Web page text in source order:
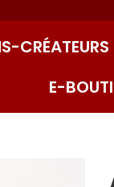
CRÉATEURS
E-